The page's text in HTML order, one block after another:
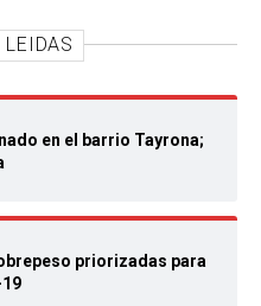
en el barrio Tayrona;
priorizadas para